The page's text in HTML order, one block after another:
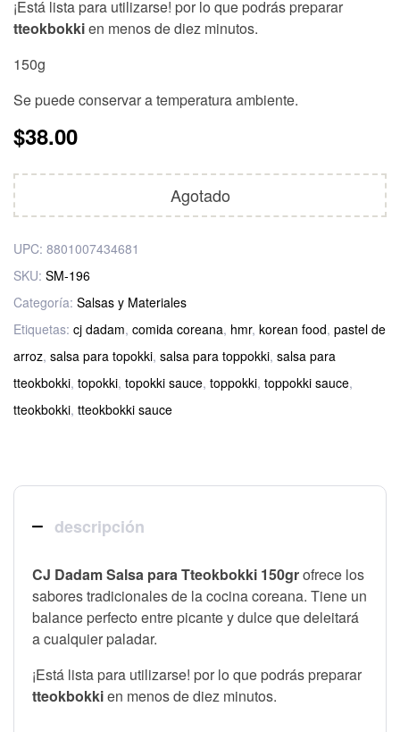
¡Está lista para utilizarse! por lo que podrás preparar
tteokbokkien menos de diez minutos.
150g
Se puede conservar a temperatura ambiente.
$38.00
Agotado
UPC: 8801007434681
SKU: SM-196
Categoría: Salsas y Materiales
Etiquetas: cj dadam, comida coreana, hmr, korean food, pastel de
arroz, salsa para topokki, salsa para toppokki, salsa para
tteokbokki, topokki, topokki sauce, toppokki, toppokki sauce,
tteokbokki, tteokbokki sauce
descripción
CJ Dadam Salsa para Tteokbokki 150grofrece los
sabores tradicionales de la cocina coreana. Tiene un
balance perfecto entre picante y dulce que deleitará
a cualquier paladar.
¡Está lista para utilizarse! por lo que podrás preparar
tteokbokkien menos de diez minutos.